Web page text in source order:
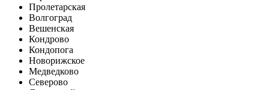
Пролетарская
Волгоград
Вешенская
Кондрово
Кондопога
Новорижское
Медведково
Северово